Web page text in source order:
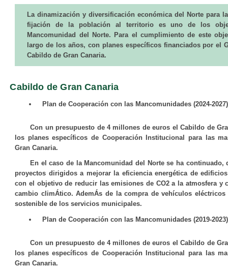
La dinamización y diversificación económica del Norte para
fijación de la población al territorio es uno de los
Mancomunidad del Norte. Para el cumplimiento de este
largo de los años, con planes específicos financiados por el
Cabildo de Gran Canaria.
Cabildo de Gran Canaria
Plan de Cooperación con las Mancomunidades (2024-2027)
Con un presupuesto de 4 millones de euros el Cabildo de
los planes específicos de Cooperación Institucional para las
Gran Canaria.
En el caso de la Mancomunidad del Norte se ha
proyectos dirigidos a mejorar la eficiencia energética de
con el objetivo de reducir las emisiones de CO2 a la atmosfera y
cambio climÁtico. AdemÁs de la compra de vehículos
sostenible de los servicios municipales.
Plan de Cooperación con las Mancomunidades (2019-2023)
Con un presupuesto de 4 millones de euros el Cabildo de
los planes específicos de Cooperación Institucional para las
Gran Canaria.